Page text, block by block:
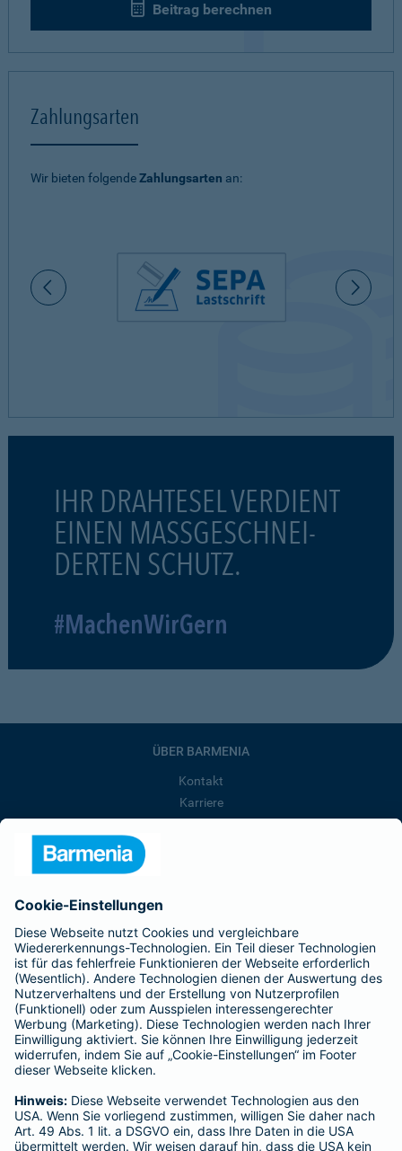
Beitrag berechnen
Zahlungsarten
Wir bieten folgendeZahlungsarten an:
IHR DRAHTESEL VERDIENT
EINEN MASSGESCHNEI-
DERTEN SCHUTZ.
#MachenWirGern
ÜBER BARMENIA
Kontakt
Karriere
Barmenia ist Teil der BarmeniaGothaer
BELIEBTE SEITEN
Kranken-Zusatzversicherung
Tierversicherungen
Haftpflichtversicherung
Hausratversicherung
Adresse ändern
Schaden melden